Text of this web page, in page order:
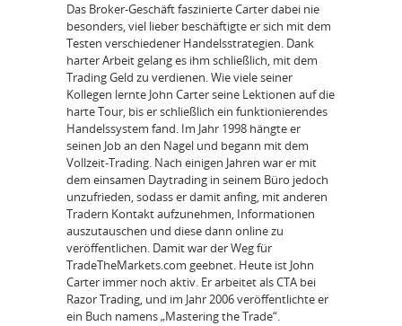
Das Broker-Geschäft faszinierte Carter dabei nie
besonders, viel lieber beschäftigte er sich mit dem
Testen verschiedener Handelsstrategien. Dank
harter Arbeit gelang es ihm schließlich, mit dem
Trading Geld zu verdienen. Wie viele seiner
Kollegen lernte John Carter seine Lektionen auf die
harte Tour, bis er schließlich ein funktionierendes
Handelssystem fand. Im Jahr 1998 hängte er
seinen Job an den Nagel und begann mit dem
Vollzeit-Trading. Nach einigen Jahren war er mit
dem einsamen Daytrading in seinem Büro jedoch
unzufrieden, sodass er damit anfing, mit anderen
Tradern Kontakt aufzunehmen, Informationen
auszutauschen und diese dann online zu
veröffentlichen. Damit war der Weg für
TradeTheMarkets.com geebnet. Heute ist John
Carter immer noch aktiv. Er arbeitet als CTA bei
Razor Trading, und im Jahr 2006 veröffentlichte er
ein Buch namens „Mastering the Trade“.